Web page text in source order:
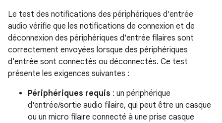
Le test des notifications des périphériques d'entrée
audio vérifie que les notifications de connexion et de
déconnexion des périphériques d'entrée filaires sont
correctement envoyées lorsque des périphériques
d'entrée sont connectés ou déconnectés. Ce test
présente les exigences suivantes :
Périphériques requis : un périphérique
d'entrée/sortie audio filaire, qui peut être un casque
ou un micro filaire connecté à une prise casque